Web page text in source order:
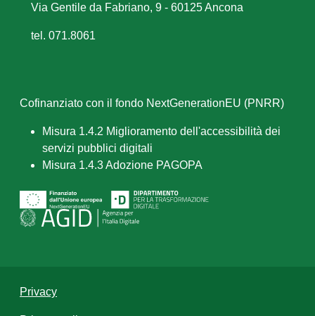
Via Gentile da Fabriano, 9 - 60125 Ancona
tel. 071.8061
Cofinanziato con il fondo NextGenerationEU (PNRR)
Misura 1.4.2 Miglioramento dell'accessibilità dei
servizi pubblici digitali
Misura 1.4.3 Adozione PAGOPA
Privacy